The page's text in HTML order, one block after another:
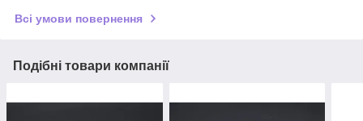
Всі умови повернення
Подібні товари компанії